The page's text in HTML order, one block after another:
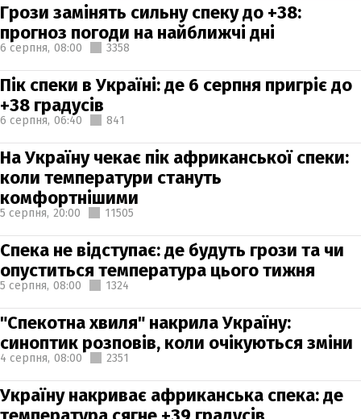
Грози замінять сильну спеку до +38:
прогноз погоди на найближчі дні
6 серпня, 08:00 3358
Пік спеки в Україні: де 6 серпня пригріє до
+38 градусів
6 серпня, 06:40 841
На Україну чекає пік африканської спеки:
коли температури стануть
комфортнішими
5 серпня, 20:00 11505
Спека не відступає: де будуть грози та чи
опуститься температура цього тижня
5 серпня, 08:00 1324
"Спекотна хвиля" накрила Україну:
синоптик розповів, коли очікуються зміни
4 серпня, 08:00 2351
Україну накриває африканська спека: де